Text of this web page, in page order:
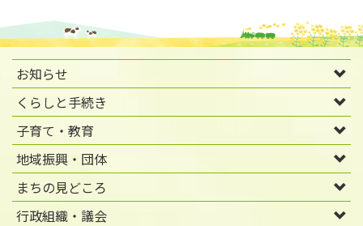
お知らせ
くらしと手続き
子育て・教育
地域振興・団体
まちの見どころ
行政組織・議会